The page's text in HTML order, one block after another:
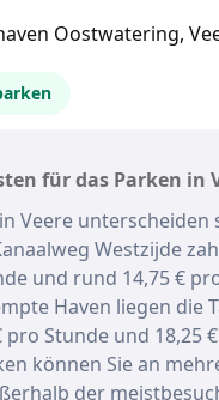
Oostwatering,
für das Parken in
Veere unterscheiden
Westzijde
und rund 14,75 €
Haven liegen die
pro Stunde und 18,25
können Sie an
der